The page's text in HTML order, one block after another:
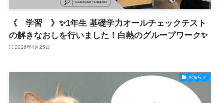
《 学習 》✨1年生 基礎学力オールチェックテスト
の解きなおしを行いました！白熱のグループワーク✨
2026年4月25日
お知らせ